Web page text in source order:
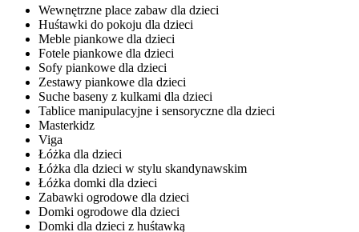
Wewnętrzne place zabaw dla dzieci
Huśtawki do pokoju dla dzieci
Meble piankowe dla dzieci
Fotele piankowe dla dzieci
Sofy piankowe dla dzieci
Zestawy piankowe dla dzieci
Suche baseny z kulkami dla dzieci
Tablice manipulacyjne i sensoryczne dla dzieci
Masterkidz
Viga
Łóżka dla dzieci
Łóżka dla dzieci w stylu skandynawskim
Łóżka domki dla dzieci
Zabawki ogrodowe dla dzieci
Domki ogrodowe dla dzieci
Domki dla dzieci z huśtawką